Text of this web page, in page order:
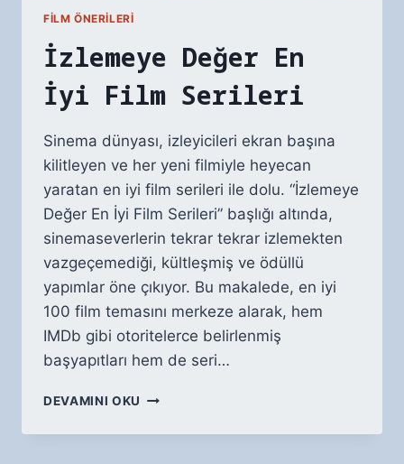
FILM ÖNERILERI
İzlemeye Değer En
İyi Film Serileri
Sinema dünyası, izleyicileri ekran başına
kilitleyen ve her yeni filmiyle heyecan
yaratan en iyi film serileri ile dolu. “İzlemeye
Değer En İyi Film Serileri” başlığı altında,
sinemaseverlerin tekrar tekrar izlemekten
vazgeçemediği, kültleşmiş ve ödüllü
yapımlar öne çıkıyor. Bu makalede, en iyi
100 film temasını merkeze alarak, hem
IMDb gibi otoritelerce belirlenmiş
başyapıtları hem de seri…
DEVAMINI OKU İZLEMEYE
EN